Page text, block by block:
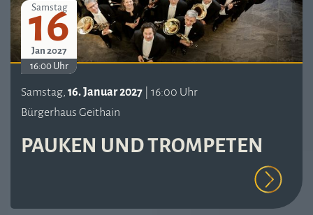
Samstag
16
Jan 2027
16:00 Uhr
Samstag, 16. Januar 2027 | 16:00 Uhr
Bürgerhaus Geithain
PAUKEN UND TROMPETEN